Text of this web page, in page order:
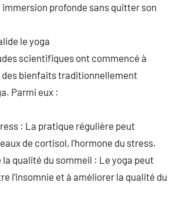
profonde sans quitter son
le yoga
scientifiques ont commencé à
bienfaits traditionnellement
Parmi eux :
: La pratique régulière peut
de cortisol, l’hormone du stress.
qualité du sommeil : Le yoga peut
l’insomnie et à améliorer la qualité du